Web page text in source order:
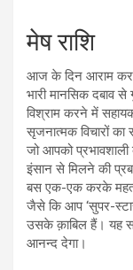
मेष राशि
आज के दिन आराम
भारी मानसिक दबाव
विश्राम करने में
सृजनात्मक विचारों का
जो आपको
इंसान से मिलने की
बस एक-एक करके
जैसे कि आप ‘सुपर-
उसके क़ाबिल हैं। यह
आनन्द देगा।